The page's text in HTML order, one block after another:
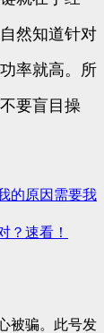
然知道针对
率就高。所
要盲目操
的原因需要我
？速看！
被骗。此号发